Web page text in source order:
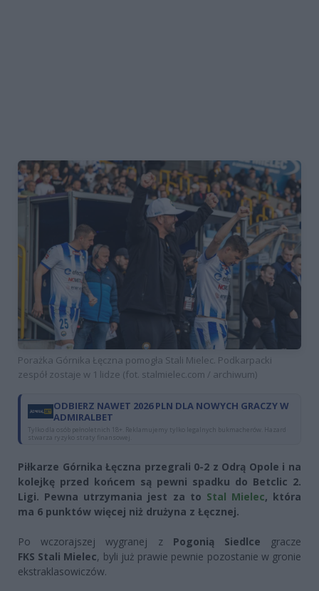
Porażka Górnika Łęczna pomogła Stali Mielec. Podkarpacki
zespół zostaje w 1 lidze (fot. stalmielec.com / archiwum)
ODBIERZ NAWET 2026 PLN DLA NOWYCH GRACZY W
ADMIRALBET
Tylko dla osób pełnoletnich 18+. Reklamujemy tylko legalnych bukmacherów. Hazard
stwarza ryzyko straty finansowej.
Piłkarze Górnika Łęczna przegrali 0-2 z Odrą Opole i na
kolejkę przed końcem są pewni spadku do Betclic 2.
Ligi. Pewna utrzymania jest za to Stal Mielec, która
ma 6 punktów więcej niż drużyna z Łęcznej.
Po wczorajszej wygranej z Pogonią Siedlce gracze
FKS Stali Mielec, byli już prawie pewnie pozostanie w gronie
ekstraklasowiczów.